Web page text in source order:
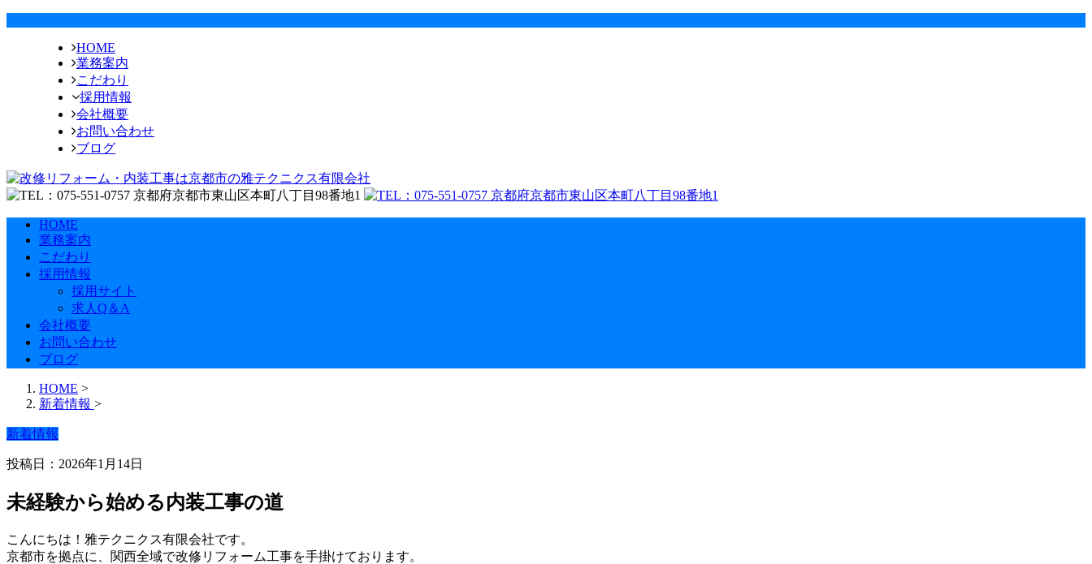
HOME
業務案内
こだわり
採用情報
会社概要
お問い合わせ
ブログ
HOME
業務案内
こだわり
採用情報
採用サイト
求人Q＆A
会社概要
お問い合わせ
ブログ
HOME >
新着情報 >
新着情報
投稿日：2026年1月14日
未経験から始める内装工事の道
こんにちは！雅テクニクス有限会社です。
京都市を拠点に、関西全域で改修リフォーム工事を手掛けております。